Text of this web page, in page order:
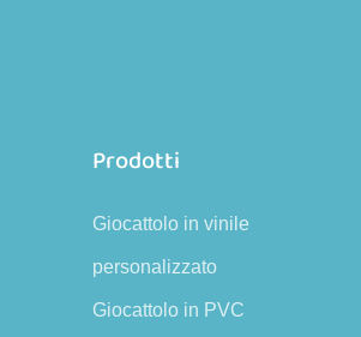
Prodotti
Giocattolo in vinile
personalizzato
Giocattolo in PVC